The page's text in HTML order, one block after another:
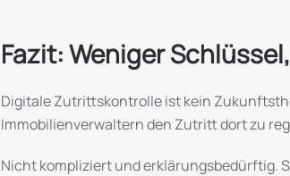
Fazit: Weniger
Digitale Zutrittskontrolle ist kein
Immobilienverwaltern den Zutritt dort zu
Nicht kompliziert und erklärungsbedürftig.